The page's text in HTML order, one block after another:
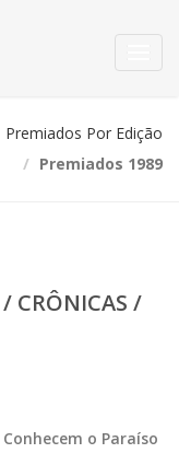
Premiados Por Edição
Premiados 1989
CRÔNICAS /
o Paraíso